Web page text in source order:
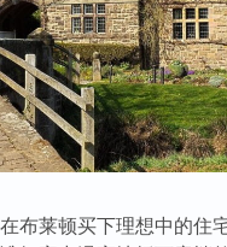
布莱顿买下理想中的住